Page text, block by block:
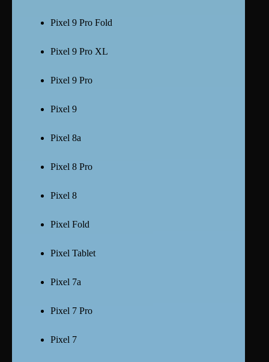
Pixel 9 Pro Fold
Pixel 9 Pro XL
Pixel 9 Pro
Pixel 9
Pixel 8a
Pixel 8 Pro
Pixel 8
Pixel Fold
Pixel Tablet
Pixel 7a
Pixel 7 Pro
Pixel 7